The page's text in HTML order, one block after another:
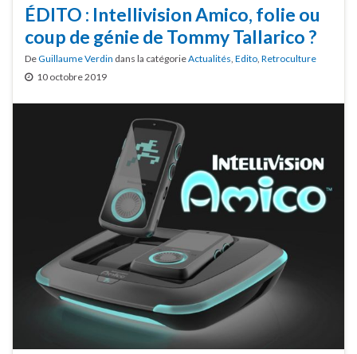
ÉDITO : Intellivision Amico, folie ou
coup de génie de Tommy Tallarico ?
DeGuillaume Verdin dans la catégorieActualités, Edito, Retroculture
10 octobre 2019